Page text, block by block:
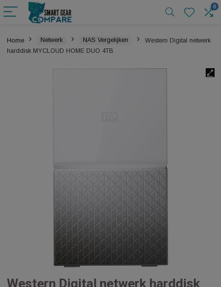
Home Netwerk NAS Vergelijken
Western Digital